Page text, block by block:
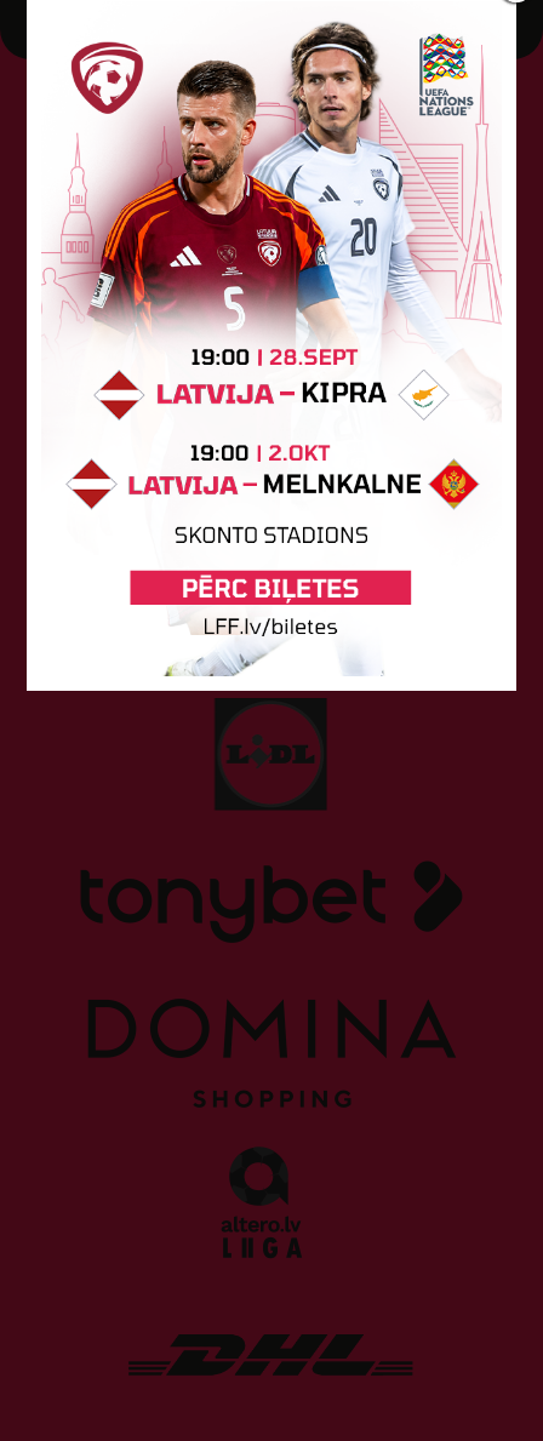
Tehniskais sponsors